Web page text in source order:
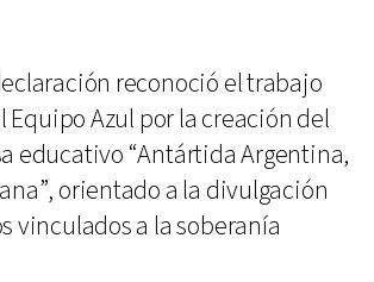
reconoció el trabajo
Equipo Azul por la creación del
educativo “Antártida Argentina,
orientado a la divulgación
vinculados a la soberanía